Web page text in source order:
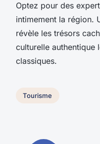
Optez pour des
intimement la région.
révèle les trésors
culturelle authentique
classiques.
Tourisme